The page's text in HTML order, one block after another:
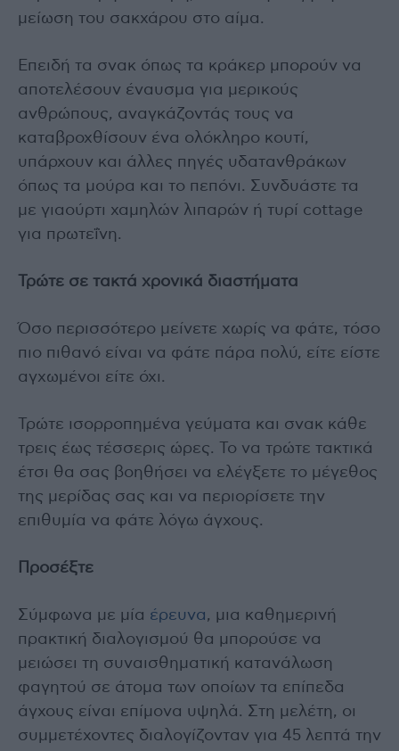
μείωση του σακχάρου στο αίμα.
Επειδή τα σνακ όπως τα κράκερ μπορούν να
αποτελέσουν έναυσμα για μερικούς
ανθρώπους, αναγκάζοντάς τους να
καταβροχθίσουν ένα ολόκληρο κουτί,
υπάρχουν και άλλες πηγές υδατανθράκων
όπως τα μούρα και το πεπόνι. Συνδυάστε τα
με γιαούρτι χαμηλών λιπαρών ή τυρί cottage
για πρωτεΐνη.
Τρώτε σε τακτά χρονικά διαστήματα
Όσο περισσότερο μείνετε χωρίς να φάτε, τόσο
πιο πιθανό είναι να φάτε πάρα πολύ, είτε είστε
αγχωμένοι είτε όχι.
Τρώτε ισορροπημένα γεύματα και σνακ κάθε
τρεις έως τέσσερις ώρες. Το να τρώτε τακτικά
έτσι θα σας βοηθήσει να ελέγξετε το μέγεθος
της μερίδας σας και να περιορίσετε την
επιθυμία να φάτε λόγω άγχους.
Προσέξτε
Σύμφωνα με μία έρευνα, μια καθημερινή
πρακτική διαλογισμού θα μπορούσε να
μειώσει τη συναισθηματική κατανάλωση
φαγητού σε άτομα των οποίων τα επίπεδα
άγχους είναι επίμονα υψηλά. Στη μελέτη, οι
συμμετέχοντες διαλογίζονταν για 45 λεπτά την